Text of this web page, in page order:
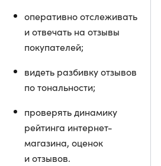
оперативно отслеживать
и отвечать на отзывы
покупателей;
видеть разбивку отзывов
по тональности;
проверять динамику
рейтинга интернет-
магазина, оценок
и отзывов.